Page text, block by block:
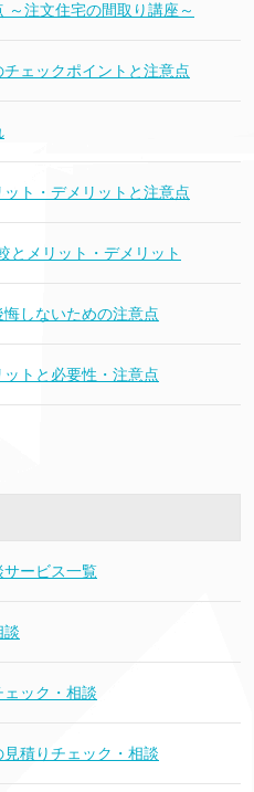
注文住宅の間取り講座～
ェックポイントと注意点
ト・デメリットと注意点
とメリット・デメリット
しないための注意点
トと必要性・注意点
ービス一覧
談
ック・相談
積りチェック・相談